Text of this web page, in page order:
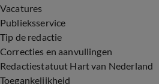
Vacatures
Publieksservice
Tip de redactie
Correcties en aanvullingen
Redactiestatuut Hart van Nederland
Toegankelijkheid